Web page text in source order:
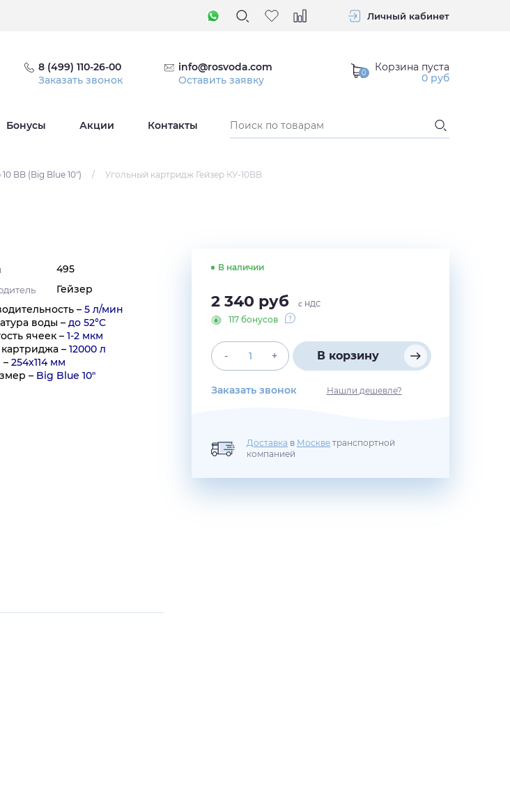
Личный кабинет
8 (499) 110-26-00
Заказать звонок
info@rosvoda.com
Оставить заявку
Корзина пуста
0 руб
Бонусы Акции Контакты
BB (Big Blue 10") / Угольный картридж Гейзер КУ-10BB
495
Гейзер
–5 л/мин
воды –до 52°C
ячеек –1-2 мкм
картриджа –12000 л
–254х114 мм
– Big Blue 10"
В наличии
2 340 руб с НДС
117 бонусов
- + В корзину
Заказать звонок Нашли дешевле?
Доставка в Москве транспортной
компанией